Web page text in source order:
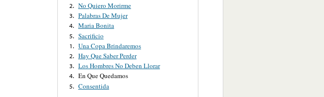
2. No Quiero Morirme
3. Palabras De Mujer
4. Maria Bonita
5. Sacrificio
1. Una Copa Brindaremos
2. Hay Que Saber Perder
3. Los Hombres No Deben Llorar
4. En Que Quedamos
5. Consentida